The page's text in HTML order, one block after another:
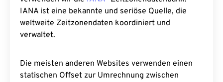
IANA ist eine bekannte und seriöse Quelle, die
weltweite Zeitzonendaten koordiniert und
verwaltet.
Die meisten anderen Websites verwenden einen
statischen Offset zur Umrechnung zwischen